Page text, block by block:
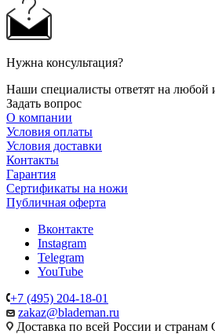
Нужна консультация?
Наши специалисты ответят на любой
Задать вопрос
О компании
Условия оплаты
Условия доставки
Контакты
Гарантия
Сертификаты на ножи
Публичная оферта
Вконтакте
Instagram
Telegram
YouTube
+7 (495) 204-18-01
zakaz@blademan.ru
Доставка по всей России и